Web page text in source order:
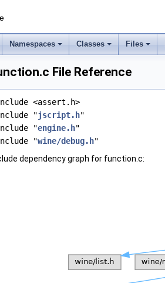
Namespaces Classes Files
File Reference
<assert.h>
"jscript.h"
"engine.h"
"wine/debug.h"
dependency graph for function.c: